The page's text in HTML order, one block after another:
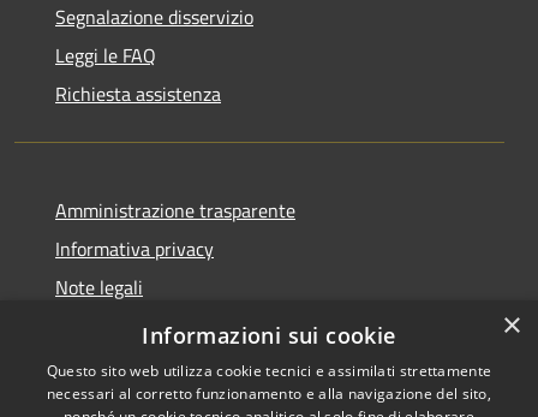
Segnalazione disservizio
Leggi le FAQ
Richiesta assistenza
Amministrazione trasparente
Informativa privacy
Note legali
Dichiarazione di accessibilità
×
Informazioni sui cookie
Questo sito web utilizza cookie tecnici e assimilati strettamente
necessari al corretto funzionamento e alla navigazione del sito,